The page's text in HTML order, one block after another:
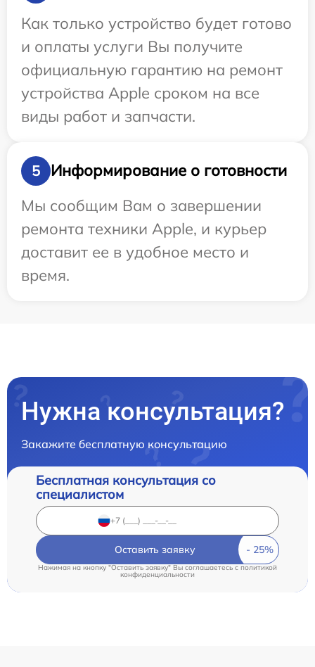
Как только устройство будет готово
и оплаты услуги Вы получите
официальную гарантию на ремонт
устройства Apple сроком на все
виды работ и запчасти.
5
Информирование о готовности
Мы сообщим Вам о завершении
ремонта техники Apple, и курьер
доставит ее в удобное место и
время.
Нужна консультация?
Закажите бесплатную консультацию
Бесплатная консультация со
специалистом
Оставить заявку
Нажимая на кнопку "Оставить заявку" Вы соглашаетесь cполитикой
конфиденциальности